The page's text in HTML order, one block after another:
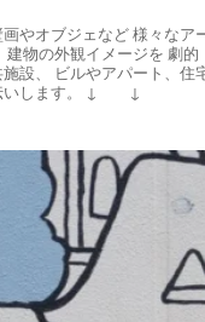
画やオブジェなど様々なア
建物の外観イメージを 劇的
設、
ビルやアパート、住
します。
↓ ↓